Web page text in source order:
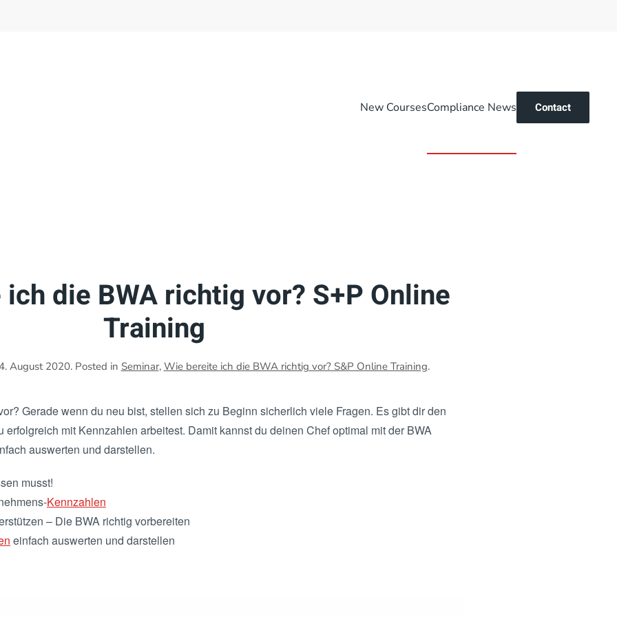
New CoursesCompliance News Contact
die BWA richtig vor? S+P Online
Training
August 2020. Posted in Seminar, Wie bereite ich die BWA richtig vor? S&P Online Training.
Gerade wenn du neu bist, stellen sich zu Beginn sicherlich viele Fragen. Es gibt dir den
mit Kennzahlen arbeitest. Damit kannst du deinen Chef optimal mit der BWA
auswerten und darstellen.
musst!
Kennzahlen
– Die BWA richtig vorbereiten
einfach auswerten und darstellen